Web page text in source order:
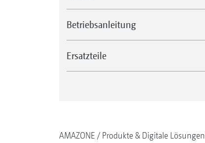
Betriebsanleitung
Ersatzteile
AMAZONE Produkte & Digitale Lösungen